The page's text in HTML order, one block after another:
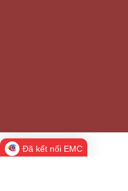
Đã kết nối EMC